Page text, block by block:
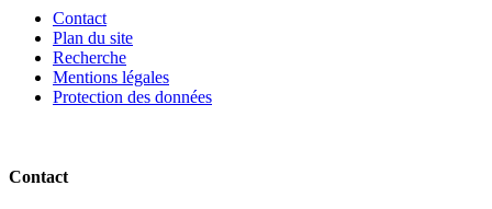
Contact
Plan du site
Recherche
Mentions légales
Protection des données
Contact